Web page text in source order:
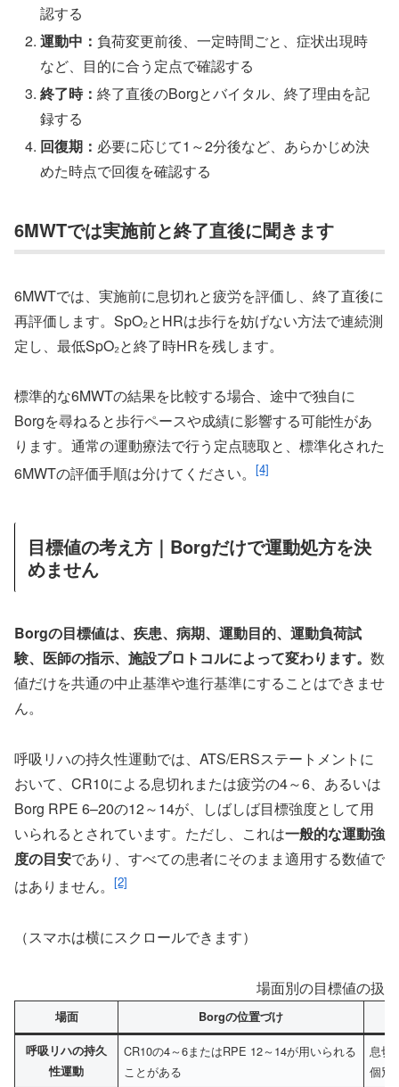
認する
運動中： 負荷変更前後、一定時間ごと、症状出現時
など、目的に合う定点で確認する
終了時：終了直後のBorgとバイタル、終了理由を記
録する
回復期： 必要に応じて1～2分後など、あらかじめ決
めた時点で回復を確認する
6MWTでは実施前と終了直後に聞きます
6MWTでは、実施前に息切れと疲労を評価し、終了直後に
再評価します。SpO₂とHRは歩行を妨げない方法で連続測
定し、最低SpO₂と終了時HRを残します。
標準的な6MWTの結果を比較する場合、途中で独自に
Borgを尋ねると歩行ペースや成績に影響する可能性があ
ります。通常の運動療法で行う定点聴取と、標準化された
6MWTの評価手順は分けてください。 [4]
目標値の考え方｜Borgだけで運動処方を決
めません
Borgの目標値は、疾患、病期、運動目的、運動負荷試
験、医師の指示、施設プロトコルによって変わります。 数
値だけを共通の中止基準や進行基準にすることはできませ
ん。
呼吸リハの持久性運動では、ATS/ERSステートメントに
おいて、CR10による息切れまたは疲労の4～6、あるいは
Borg RPE 6–20の12～14が、しばしば目標強度として用
いられるとされています。ただし、これは一般的な運動強
度の目安であり、すべての患者にそのまま適用する数値で
はありません。 [2]
（スマホは横にスクロールできます）
場面別の目標値の扱
場面 Borgの位置づけ
呼吸リハの持久
性運動
CR10の4～6またはRPE 12～14が用いられる
ことがある
息切
個別